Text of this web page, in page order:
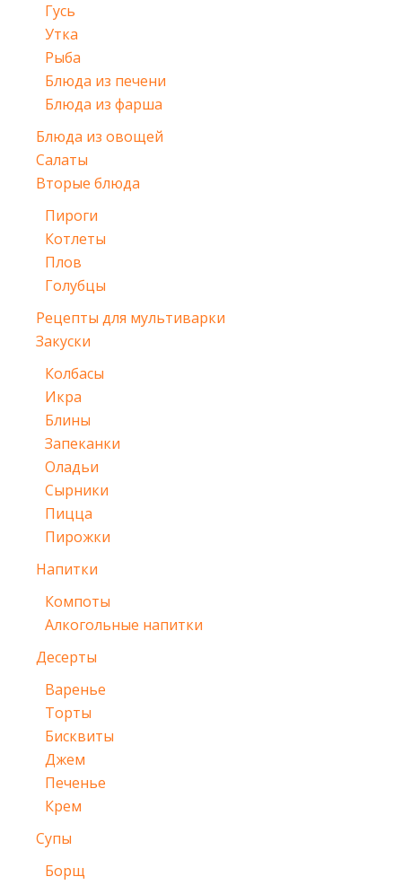
Гусь
Утка
Рыба
Блюда из печени
Блюда из фарша
Блюда из овощей
Салаты
Вторые блюда
Пироги
Котлеты
Плов
Голубцы
Рецепты для мультиварки
Закуски
Колбасы
Икра
Блины
Запеканки
Оладьи
Сырники
Пицца
Пирожки
Напитки
Компоты
Алкогольные напитки
Десерты
Варенье
Торты
Бисквиты
Джем
Печенье
Крем
Супы
Борщ